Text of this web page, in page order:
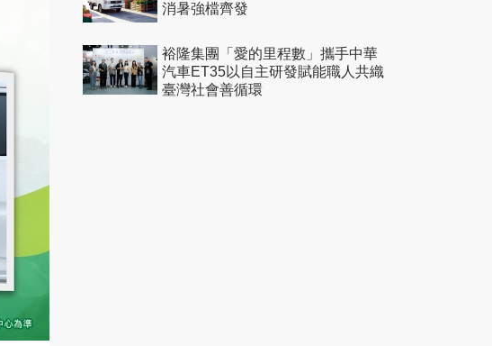
消暑強檔齊發
裕隆集團「愛的里程數」攜手中華
汽車ET35以自主研發賦能職人共織
臺灣社會善循環